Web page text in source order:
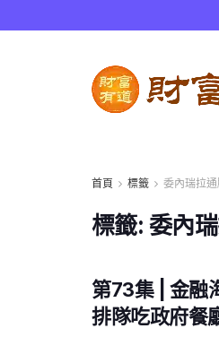
首頁 標籤 委內瑞拉通
標籤: 委內
第73集 | 金融
排隊吃政府餐